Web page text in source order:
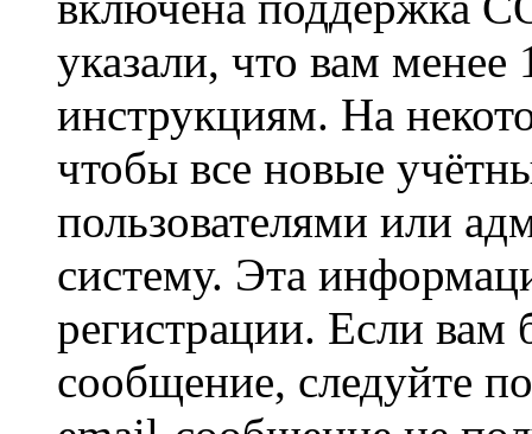
указали, что вам
инструкциям. На
чтобы все новые
пользователями или
систему. Эта
регистрации. Если
сообщение, следуйте